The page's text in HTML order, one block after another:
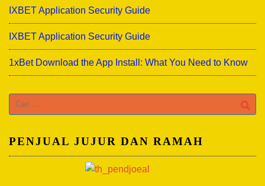
IXBET Application Security Guide
IXBET Application Security Guide
1xBet Download the App Install: What You Need to Know
Cari
untuk:
PENJUAL JUJUR DAN RAMAH